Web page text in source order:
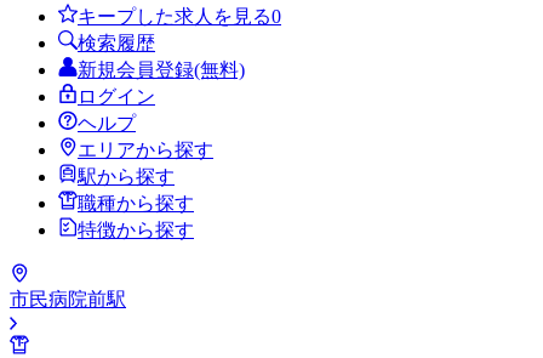
キープした求人を見る0
検索履歴
新規会員登録(無料)
ログイン
ヘルプ
エリアから探す
駅から探す
職種から探す
特徴から探す
市民病院前駅